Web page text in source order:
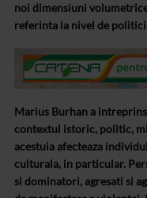
noi dimensiuni
referinta la nivel de
Marius Burhan a
contextul istoric, politic,
acestuia afecteaza
culturala, in particular.
si dominatori, agresati si